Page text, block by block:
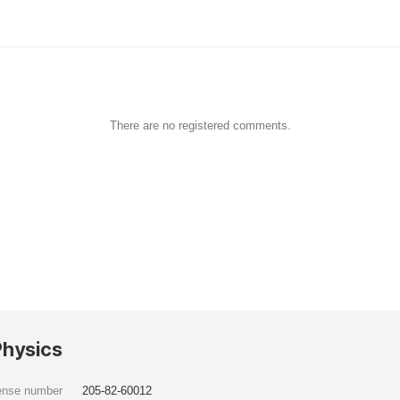
There are no registered comments.
number 205-82-60012